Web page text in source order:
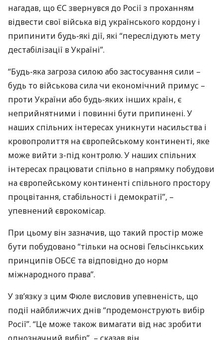
нагадав, що ЄС звернувся до Росії з проханням
відвести свої війська від українського кордону і
припинити будь-які дії, які “переслідують мету
дестабілізації в Україні”.
“Будь-яка загроза силою або застосування сили –
будь то військова сила чи економічний примус –
проти України або будь-яких інших країн, є
неприйнятними і повинні бути припинені. У
наших спільних інтересах уникнути насильства і
кровопролиття на європейському континенті, яке
може вийти з-під контролю. У наших спільних
інтересах працювати спільно в напрямку побудови
на європейському континенті спільного простору
процвітання, стабільності і демократії”, –
упевнений єврокомісар.
При цьому він зазначив, що такий простір може
бути побудовано “тільки на основі Гельсінкських
принципівОБСЄ та відповідно до норм
міжнародного права”.
У зв’язку з цим Фюле висловив упевненість, що
події найближчих днів “продемонструють вибір
Росії”. “Це може також вимагати від нас зробити